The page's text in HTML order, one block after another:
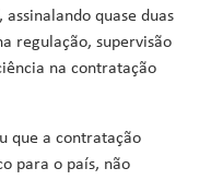
assinalando quase duas
regulação, supervisão
na contratação
que a contratação
para o país, não